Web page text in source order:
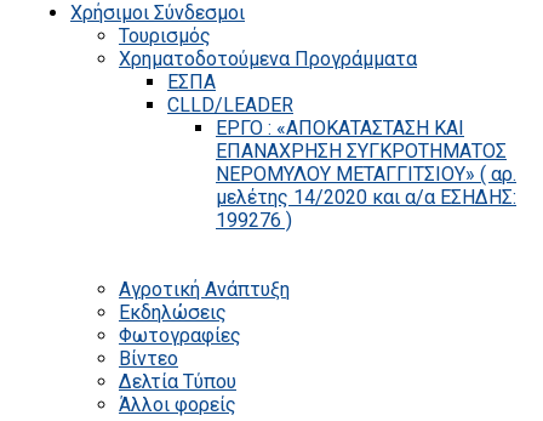
Χρήσιμοι Σύνδεσμοι
Τουρισμός
Χρηματοδοτούμενα Προγράμματα
ΕΣΠΑ
CLLD/LEADER
ΕΡΓΟ : «ΑΠΟΚΑΤΑΣΤΑΣΗ ΚΑΙ
ΕΠΑΝΑΧΡΗΣΗ ΣΥΓΚΡΟΤΗΜΑΤΟΣ
ΝΕΡΟΜΥΛΟΥ ΜΕΤΑΓΓΙΤΣΙΟΥ» ( αρ.
μελέτης 14/2020 και α/α ΕΣΗΔΗΣ:
199276 )
Αγροτική Ανάπτυξη
Εκδηλώσεις
Φωτογραφίες
Βίντεο
Δελτία Τύπου
Άλλοι φορείς